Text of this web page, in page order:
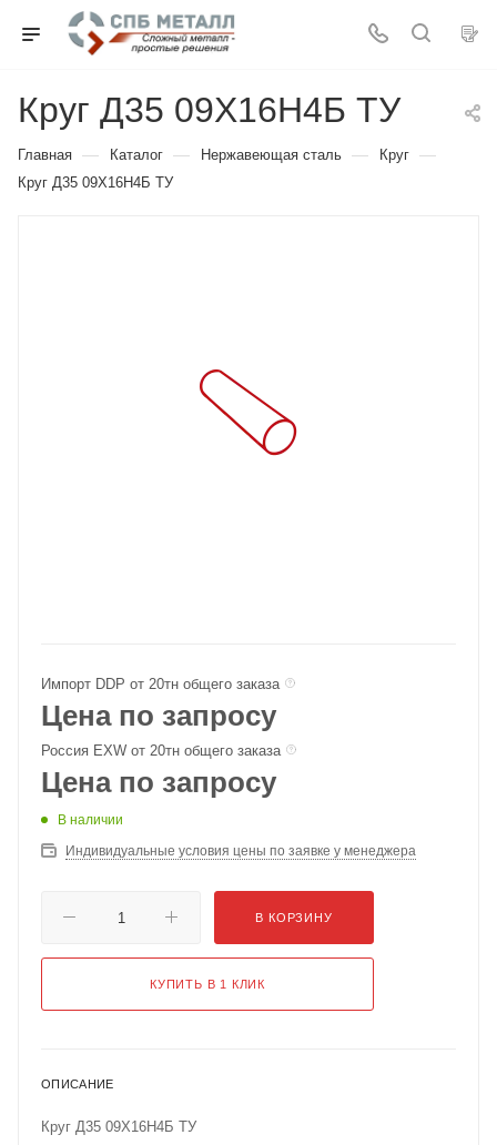
Круг Д35 09Х16Н4Б ТУ
Главная — Каталог — Нержавеющая сталь — Круг —
Круг Д35 09Х16Н4Б ТУ
Импорт DDP от 20тн общего заказа
Цена по запросу
Россия EXW от 20тн общего заказа
Цена по запросу
В наличии
Индивидуальные условия цены по заявке у менеджера
В КОРЗИНУ
КУПИТЬ В 1 КЛИК
ОПИСАНИЕ
Круг Д35 09Х16Н4Б ТУ